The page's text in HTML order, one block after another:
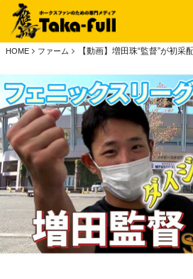
HOME ファーム 【動画】増田珠“監督”が初